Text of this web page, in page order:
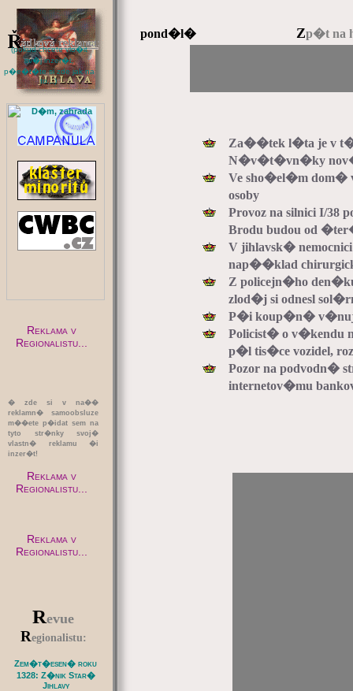
pond�l� Zp�t na
(pokud chcete vlo�it
sv�j inzer�t,
p�e�t�te si zde jak na
to...):
Reklama v
Regionalistu...
� zde si v na��
reklamn� samoobsluze
m��ete p�idat sem na
tyto str�nky svoj�
vlastn� reklamu �i
inzer�t!
Reklama v
Regionalistu...
Reklama v
Regionalistu...
Revue
Regionalistu:
Zem�t�esen� roku
1328: Z�nik Star�
Jihlavy
Za��tek l�ta je v
N�v�t�vn�ky
Ve sho�el�m dom�
osoby
Provoz na silnici I/
Brodu budou od
V jihlavsk�
nap��klad
Z policejn�ho
zlod�j si odnesl
P�i koup�n�
Policist� o v�kendu
p�l tis�ce vozidel,
Pozor na
internetov�mu